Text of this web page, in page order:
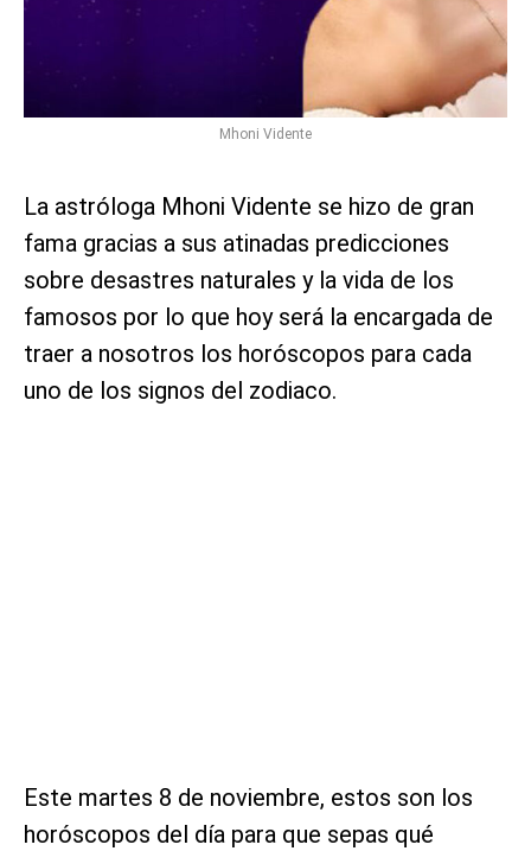
Mhoni Vidente
La astróloga Mhoni Vidente se hizo de gran
fama gracias a sus atinadas predicciones
sobre desastres naturales y la vida de los
famosos por lo que hoy será la encargada de
traer a nosotros los horóscopos para cada
uno de los signos del zodiaco.
Este martes 8 de noviembre, estos son los
horóscopos del día para que sepas qué